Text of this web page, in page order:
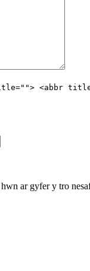
<abbr
ar gyfer y tro